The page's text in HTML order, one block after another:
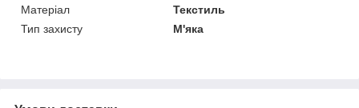
Матеріал
Текстиль
Тип захисту
М'яка